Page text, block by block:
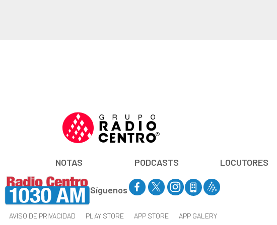
NOTAS PODCASTS LOCUTORES
Síguenos
AVISO DE PRIVACIDAD PLAY STORE APP STORE APP GALERY